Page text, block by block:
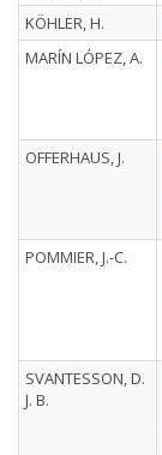
KÖHLER, H.
MARÍN LÓPEZ, A.
OFFERHAUS, J.
POMMIER, J.-C.
SVANTESSON, D.
J. B.